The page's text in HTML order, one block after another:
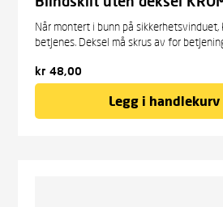
Når montert i bunn på
betjene­s. Deksel må skrus av for
kr 48,00
Legg i handlekurv